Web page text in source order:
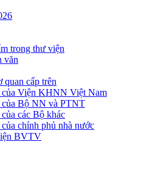
trong thư viện
văn
quan cấp trên
của Viện KHNN Việt Nam
của Bộ NN và PTNT
các Bộ khác
chính phủ nhà nước
BVTV